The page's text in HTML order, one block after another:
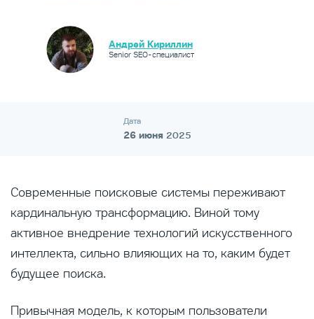
Андрей Кириллин
Senior SEO-специалист
Дата
26 июня 2025
Современные поисковые системы переживают
кардинальную трансформацию. Виной тому
активное внедрение технологий искусственного
интеллекта, сильно влияющих на то, каким будет
будущее поиска.
Привычная модель, к которым пользователи